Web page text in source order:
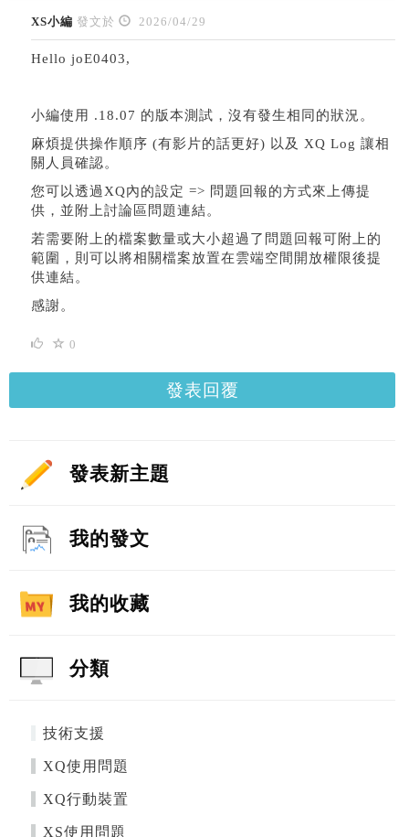
XS小編 發文於 2026/04/29
Hello joE0403,
小編使用 .18.07 的版本測試，沒有發生相同的狀況。
麻煩提供操作順序 (有影片的話更好) 以及 XQ Log 讓相
關人員確認。
您可以透過XQ內的設定 => 問題回報的方式來上傳提
供，並附上討論區問題連結。
若需要附上的檔案數量或大小超過了問題回報可附上的
範圍，則可以將相關檔案放置在雲端空間開放權限後提
供連結。
感謝。
0
發表回覆
發表新主題
我的發文
我的收藏
分類
技術支援
XQ使用問題
XQ行動裝置
XS使用問題